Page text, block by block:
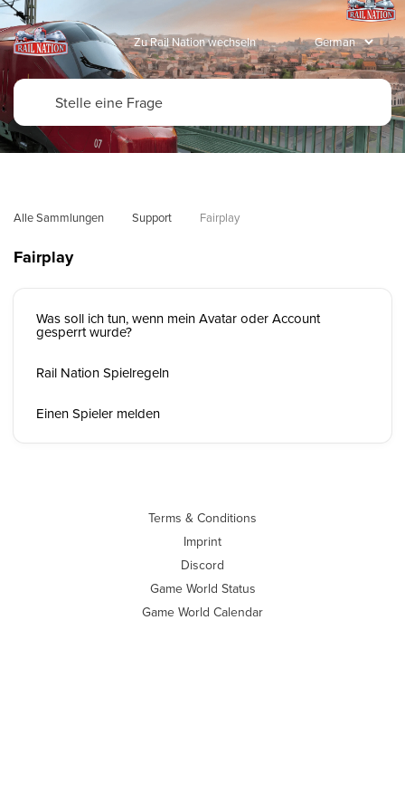
Zu Rail Nation wechseln
Alle Sammlungen Support Fairplay
Fairplay
Was soll ich tun, wenn mein Avatar oder Account
gesperrt wurde?
Rail Nation Spielregeln
Einen Spieler melden
Terms & Conditions
Imprint
Discord
Game World Status
Game World Calendar